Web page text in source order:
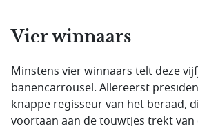
Vier winnaars
Minstens vier winnaars telt deze
banencarrousel. Allereerst
knappe regisseur van het beraad,
voortaan aan de touwtjes trekt van